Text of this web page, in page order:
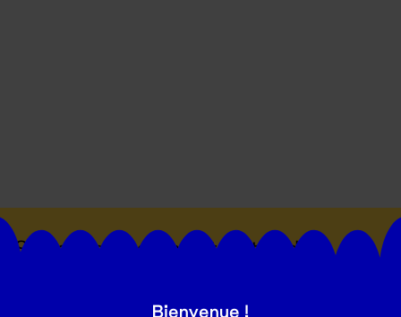
Suivez toutes les actualités du
Bienvenue !